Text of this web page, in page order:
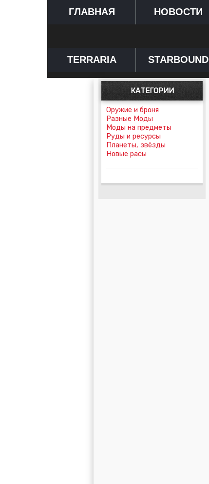
ГЛАВНАЯ НОВОСТИ
TERRARIA STARBOUND
КАТЕГОРИИ
Оружие и броня
Разные Моды
Моды на предметы
Руды и ресурсы
Планеты, звёзды
Новые расы